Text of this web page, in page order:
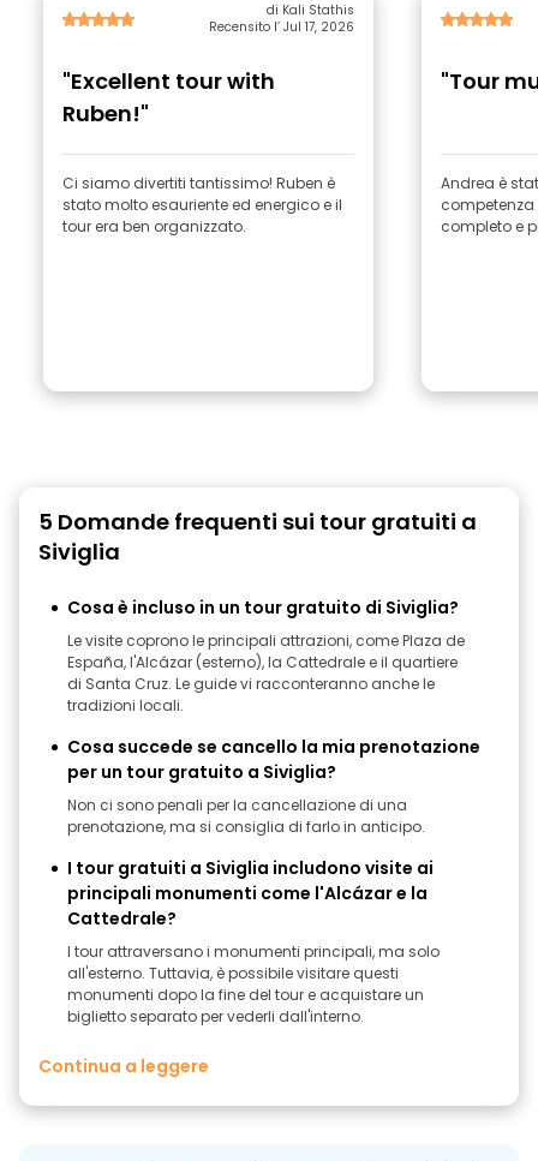
di Kali Stathis
Recensito l’ Jul 17, 2026
"Excellent tour with
Ruben!"
Ci siamo divertiti tantissimo! Ruben è
stato molto esauriente ed energico e il
tour era ben organizzato.
"Tour
Andrea è
competenza
completo e
5 Domande frequenti sui tour gratuiti a
Siviglia
Cosa è incluso in un tour gratuito di Siviglia?
Le visite coprono le principali attrazioni, come Plaza de
España, l'Alcázar (esterno), la Cattedrale e il quartiere
di Santa Cruz. Le guide vi racconteranno anche le
tradizioni locali.
Cosa succede se cancello la mia prenotazione
per un tour gratuito a Siviglia?
Non ci sono penali per la cancellazione di una
prenotazione, ma si consiglia di farlo in anticipo.
I tour gratuiti a Siviglia includono visite ai
principali monumenti come l'Alcázar e la
Cattedrale?
I tour attraversano i monumenti principali, ma solo
all'esterno. Tuttavia, è possibile visitare questi
monumenti dopo la fine del tour e acquistare un
biglietto separato per vederli dall'interno.
Continua a leggere